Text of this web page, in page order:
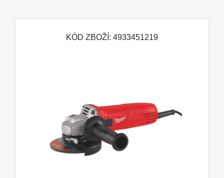
KÓD ZBOŽÍ: 4933451219